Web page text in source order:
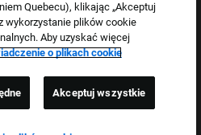
i wartości
Firma
kandydat
pytania FAQ
Quebecu), klikając „Akceptuj
wykorzystanie plików cookie
Aby uzyskać więcej
o plikach cookie
Akceptuj wszystkie